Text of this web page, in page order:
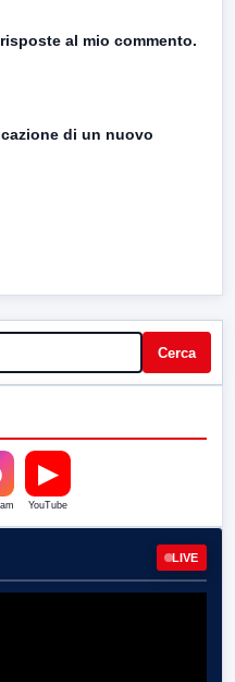
al mio commento.
di un nuovo
Cerca
▶
YouTube
LIVE